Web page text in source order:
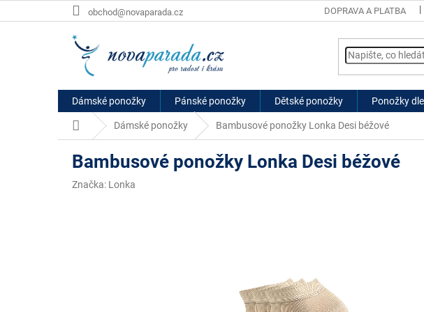
na
obchod@novaparada.cz DOPRAVA A PLATBA
Dámské ponožky Pánské ponožky Dětské ponožky Ponožky
Domů Dámské ponožky Bambusové ponožky Lonka Desi béžové
Bambusové ponožky Lonka Desi béžové
Značka: Lonka